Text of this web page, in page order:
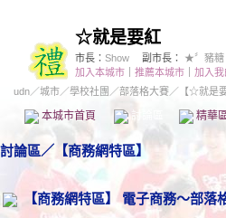
☆就是要紅
市長： Show 副市長：
★〞豬糖
加入本城市
推薦本城市 加入我
udn／城市／學校社團 ／部落格大賽／ 【☆就是
本城市首頁 討論區 精華
討論區／ 【商務網特區】
【商務網特區】 電子商務～部落